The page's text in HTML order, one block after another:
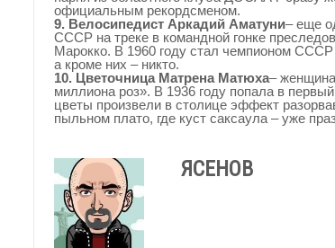
официальным рекордсменом.
9. Велосипедист Аркадий Аматуни– еще
СССР на треке в командной гонке
Марокко. В 1960 году стал чемпионом СССР
а кроме них – никто.
10. Цветочница Матрена Матюха–
миллиона роз». В 1936 году попала в
цветы произвели в столице эффект
пыльном плато, где куст саксаула – уже
ЯСЕНОВ